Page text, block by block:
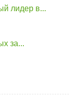
лидер в...
за...